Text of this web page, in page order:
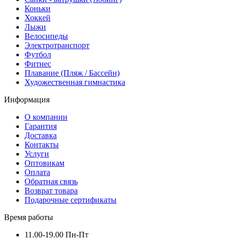
Коньки
Хоккей
Лыжи
Велосипеды
Электротранспорт
Футбол
Фитнес
Плавание (Пляж / Бассейн)
Художественная гимнастика
Информация
О компании
Гарантия
Доставка
Контакты
Услуги
Оптовикам
Оплата
Обратная связь
Возврат товара
Подарочные сертификаты
Время работы
11.00-19.00 Пн-Пт